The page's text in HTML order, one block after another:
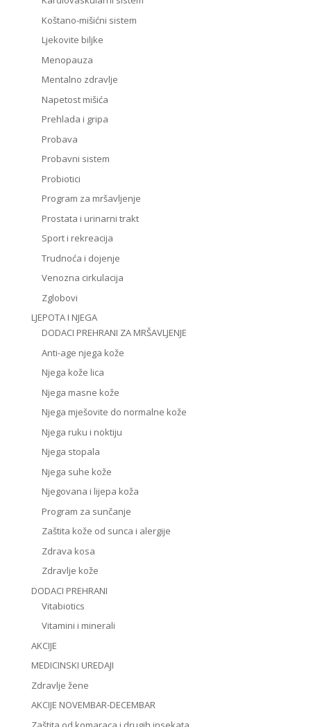
Koštano-mišićni sistem
Ljekovite biljke
Menopauza
Mentalno zdravlje
Napetost mišića
Prehlada i gripa
Probava
Probavni sistem
Probiotici
Program za mršavljenje
Prostata i urinarni trakt
Sport i rekreacija
Trudnoća i dojenje
Venozna cirkulacija
Zglobovi
LJEPOTA I NJEGA
DODACI PREHRANI ZA MRŠAVLJENJE
Anti-age njega kože
Njega kože lica
Njega masne kože
Njega mješovite do normalne kože
Njega ruku i noktiju
Njega stopala
Njega suhe kože
Njegovana i lijepa koža
Program za sunčanje
Zaštita kože od sunca i alergije
Zdrava kosa
Zdravlje kože
DODACI PREHRANI
Vitabiotics
Vitamini i minerali
AKCIJE
MEDICINSKI UREDAJI
Zdravlje žene
AKCIJE NOVEMBAR-DECEMBAR